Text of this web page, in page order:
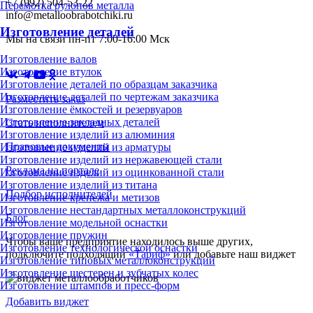
Перемотка рулонов металла
Изготовление деталей
Изготовление валов
Изготовление втулок
Изготовление деталей по образцам заказчика
Изготовление деталей по чертежам заказчика
Изготовление ёмкостей и резервуаров
Изготовление закладных деталей
Изготовление изделий из алюминия
Изготовление изделий из арматуры
Изготовление изделий из нержавеющей стали
Изготовление изделий из оцинкованной стали
Изготовление изделий из титана
Изготовление крепежа и метизов
Изготовление нестандартных металлоконструкций
Изготовление модельной оснастки
Изготовление пружин
Изготовление технологической оснастки
Изготовление типовых металлоконструкций
Изготовление шестерен и зубчатых колес
Изготовление штампов и пресс-форм
+7 (992) 504-53-22
info@metalloobrabotchiki.ru
Мы на связи пн-пт 7:00-16:00 Мск
Разместить заказ
Стать исполнителем
Правовые документы
Реклама на портале
Подбор исполнителей
Блог
Чтобы ваше предприятие находилось выше других,
подключите подходящий«Тариф»или добавьте наш виджет
Добавить виджет